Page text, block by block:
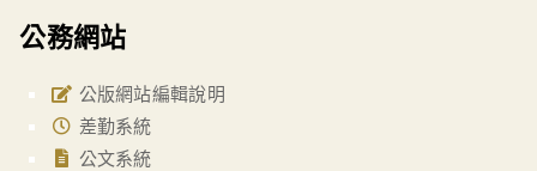
公務網站
公版網站編輯說明
差勤系統
公文系統